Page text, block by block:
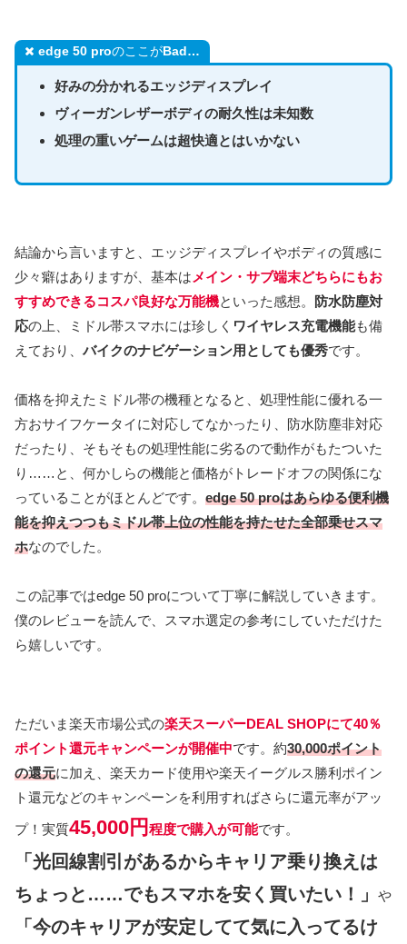
edge 50 proのここがBad…
好みの分かれるエッジディスプレイ
ヴィーガンレザーボディの耐久性は未知数
処理の重いゲームは超快適とはいかない
結論から言いますと、エッジディスプレイやボディの質感に
少々癖はありますが、基本は メイン・サブ端末どちらにもお
すすめできるコスパ良好な万能機といった感想。
防水防塵対
応の上、ミドル帯スマホには珍しく ワイヤレス充電機能も備
えており、 バイクのナビゲーション用としても優秀です。
価格を抑えたミドル帯の機種となると、処理性能に優れる一
方おサイフケータイに対応してなかったり、防水防塵非対応
だったり、そもそもの処理性能に劣るので動作がもたついた
り……と、何かしらの機能と価格がトレードオフの関係にな
っていることがほとんどです。 edge 50 proはあらゆる便利機
能を抑えつつもミドル帯上位の性能を持たせた全部乗せスマ
ホなのでした。
この記事ではedge 50 proについて丁寧に解説していきます。
僕のレビューを読んで、スマホ選定の参考にしていただけた
ら嬉しいです。
ただいま楽天市場公式の楽天スーパーDEAL SHOPにて40％
ポイント還元キャンペーンが開催中です。約30,000ポイント
の還元に加え、楽天カード使用や楽天イーグルス勝利ポイン
ト還元などのキャンペーンを利用すればさらに還元率がアッ
プ！実質45,000円 程度で購入が可能です。
「光回線割引があるからキャリア乗り換えは
ちょっと……でもスマホを安く買いたい！」
や
「今のキャリアが安定してて気に入ってるけ